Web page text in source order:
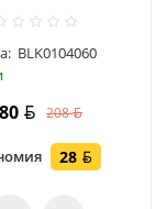
BLK0104060
208
28